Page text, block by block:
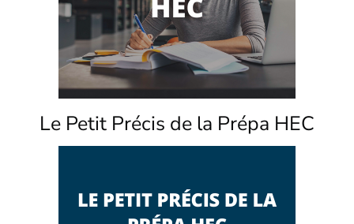
Le Petit Précis de la Prépa HEC